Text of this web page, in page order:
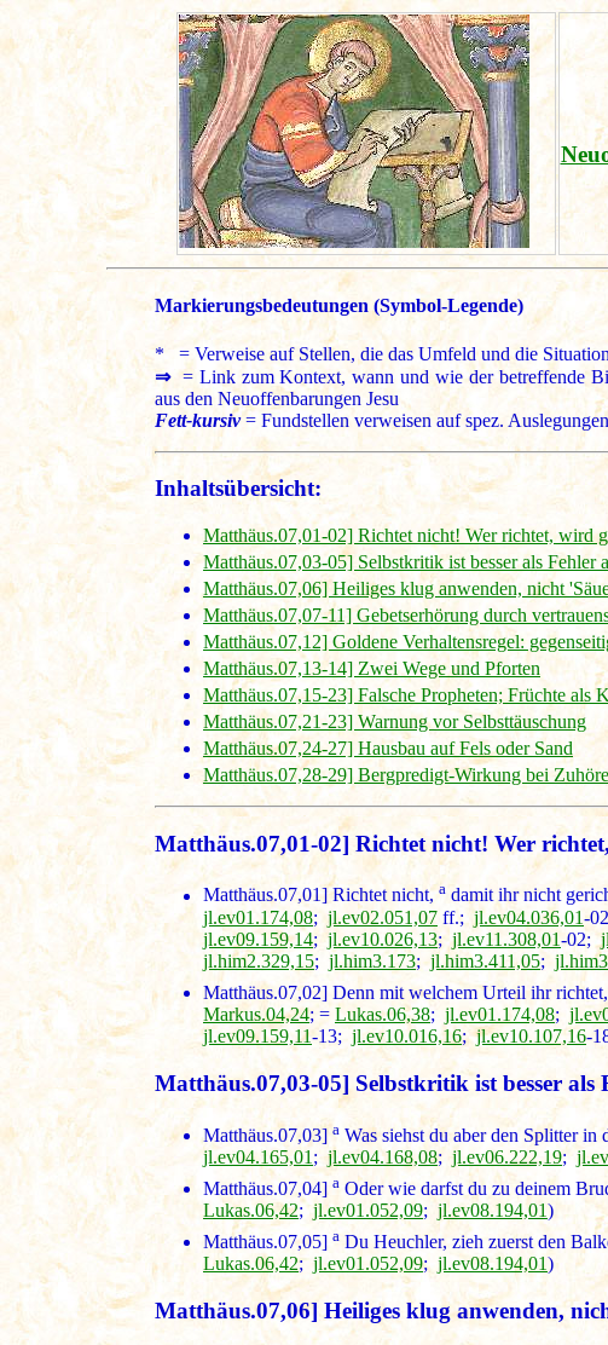
Markierungsbedeutungen (Symbol-Legende)
* = Verweise auf Stellen, die das Umfeld und die
⇒= Link zum Kontext, wann und wie der betreffende
aus den Neuoffenbarungen Jesu
Fett-kursiv= Fundstellen verweisen auf spez.
Inhaltsübersicht:
Matthäus.07,01-02] Richtet nicht! Wer richtet, wird
Matthäus.07,03-05] Selbstkritik ist besser als Fehler
Matthäus.07,06] Heiliges klug anwenden, nicht
Matthäus.07,07-11] Gebetserhörung durch
Matthäus.07,12] Goldene Verhaltensregel:
Matthäus.07,13-14] Zwei Wege und Pforten
Matthäus.07,15-23] Falsche Propheten; Früchte als
Matthäus.07,21-23] Warnung vor Selbsttäuschung
Matthäus.07,24-27] Hausbau auf Fels oder Sand
Matthäus.07,28-29] Bergpredigt-Wirkung bei
Matthäus.07,01-02] Richtet nicht! Wer
Matthäus.07,01]Richtet nicht,a damit ihr nicht
jl.ev01.174,08;jl.ev02.051,07 ff.; jl.ev04.036,01-
jl.ev09.159,14;jl.ev10.026,13;jl.ev11.308,01-02;
jl.him2.329,15; jl.him3.173;jl.him3.411,05;
Matthäus.07,02] Denn mit welchem Urteil ihr
Markus.04,24; = Lukas.06,38; jl.ev01.174,08;
jl.ev09.159,11-13; jl.ev10.016,16;jl.ev10.107,16-
Matthäus.07,03-05] Selbstkritik ist besser
Matthäus.07,03] a Was siehst du aber den Splitter
jl.ev04.165,01 ;jl.ev04.168,08;jl.ev06.222,19;
Matthäus.07,04] a Oder wie darfst du zu deinem
Lukas.06,42;jl.ev01.052,09; jl.ev08.194,01)
Matthäus.07,05] a Du Heuchler, zieh zuerst den
Lukas.06,42; jl.ev01.052,09; jl.ev08.194,01)
Matthäus.07,06] Heiliges klug anwenden,